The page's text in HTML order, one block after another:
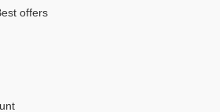
UNF ORFS
გადამყვანი
offers